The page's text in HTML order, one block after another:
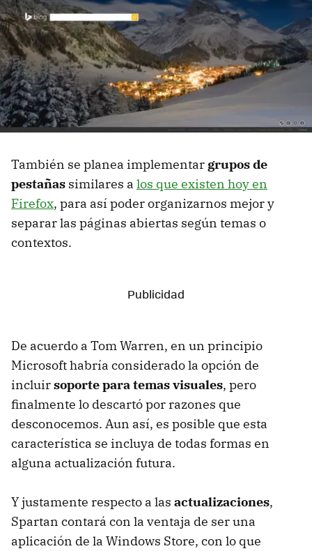
También se planea implementar grupos de
pestañas similares a los que existen hoy en
Firefox, para así poder organizarnos mejor y
separar las páginas abiertas según temas o
contextos.
De acuerdo a Tom Warren, en un principio
Microsoft habría considerado la opción de
incluirsoporte para temas visuales, pero
finalmente lo descartó por razones que
desconocemos. Aun así, es posible que esta
característica se incluya de todas formas en
alguna actualización futura.
Y justamente respecto a las actualizaciones,
Spartan contará con la ventaja de ser una
aplicación de la Windows Store, con lo que